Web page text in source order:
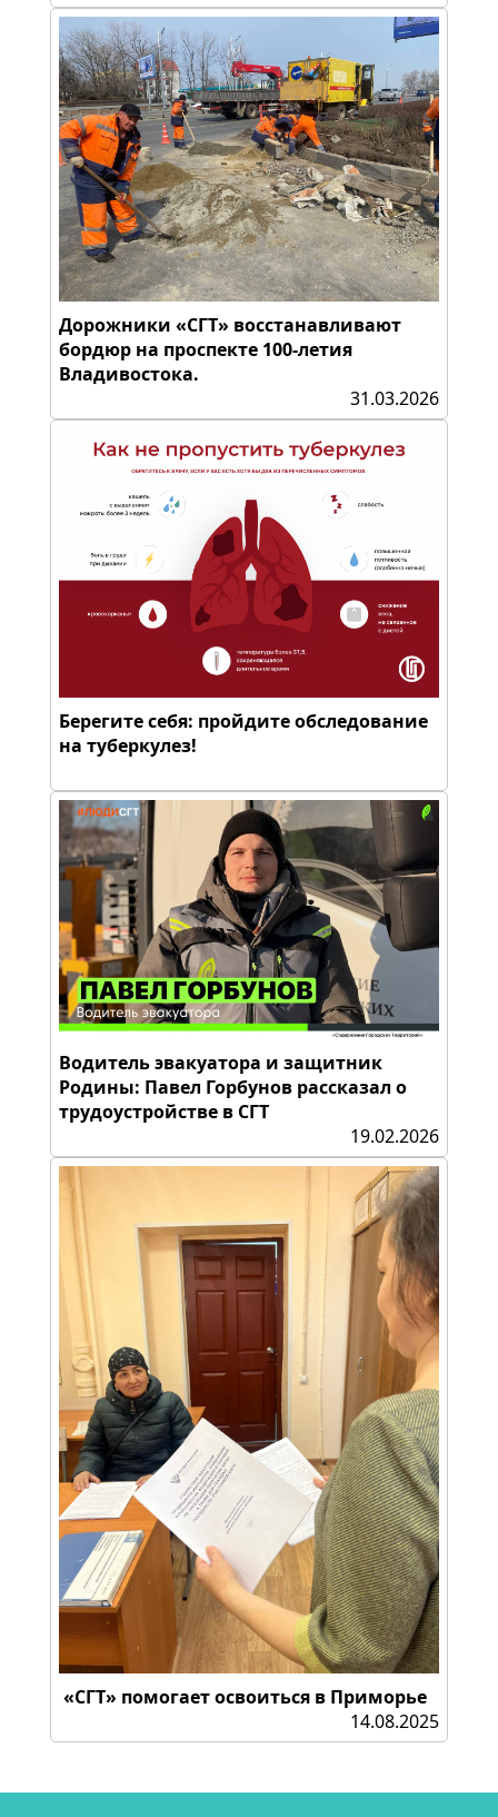
Дорожники «СГТ» восстанавливают
бордюр на проспекте 100-летия
Владивостока.
31.03.2026
Берегите себя: пройдите обследование
на туберкулез!
Водитель эвакуатора и защитник
Родины: Павел Горбунов рассказал о
трудоустройстве в СГТ
19.02.2026
«СГТ» помогает освоиться в Приморье
14.08.2025